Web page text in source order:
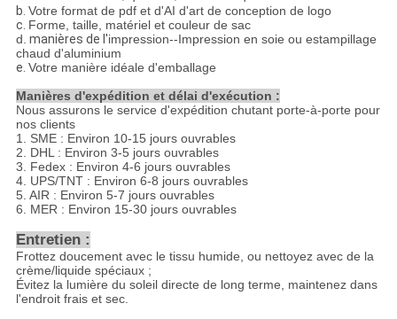
b. Votre format de pdf et d'AI d'art de conception de logo
c. Forme, taille, matériel et couleur de sac
d. manières de l'impression--Impression en soie ou estampillage
chaud d'aluminium
e. Votre manière idéale d'emballage
Manières d'expédition et délai d'exécution :
Nous assurons le service d'expédition chutant porte-à-porte pour
nos clients
1. SME : Environ 10-15 jours ouvrables
2. DHL : Environ 3-5 jours ouvrables
3. Fedex : Environ 4-6 jours ouvrables
4. UPS/TNT : Environ 6-8 jours ouvrables
5. AIR : Environ 5-7 jours ouvrables
6. MER : Environ 15-30 jours ouvrables
Entretien :
Frottez doucement avec le tissu humide, ou nettoyez avec de la
crème/liquide spéciaux ;
Évitez la lumière du soleil directe de long terme, maintenez dans
l'endroit frais et sec.